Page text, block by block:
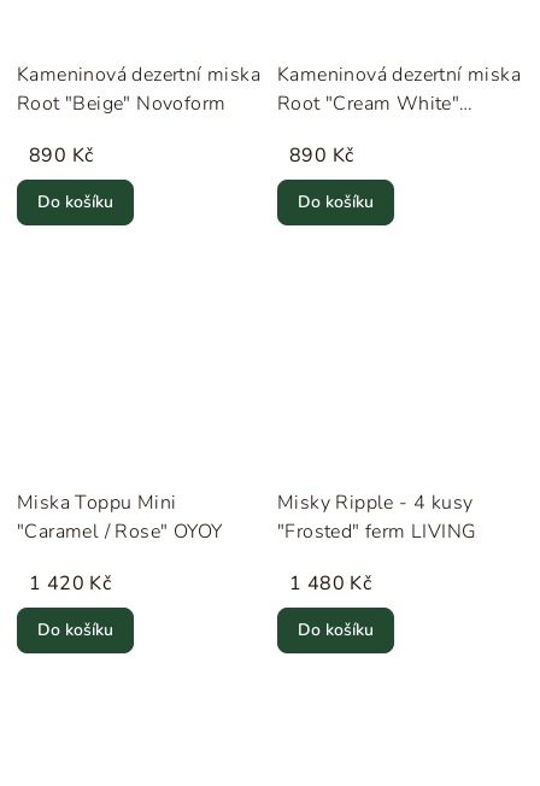
Kameninová dezertní miska
Root "Beige" Novoform
890 Kč
Do košíku
Kameninová dezertní miska
Root "Cream White"
890 Kč
Do košíku
Miska Toppu Mini
"Caramel / Rose" OYOY
1 420 Kč
Do košíku
Misky Ripple - 4 kusy
"Frosted" ferm LIVING
1 480 Kč
Do košíku